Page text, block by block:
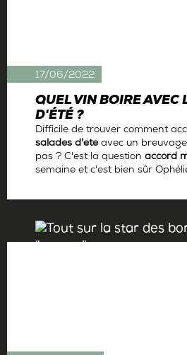
QUEL VIN BOIRE AVEC
D'ÉTÉ ?
Difficile de trouver comment
salades d'étéavec un
pas ? C'est la question accord
semaine et c'est bien sûr
17/06/2022